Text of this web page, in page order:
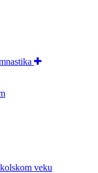
veku